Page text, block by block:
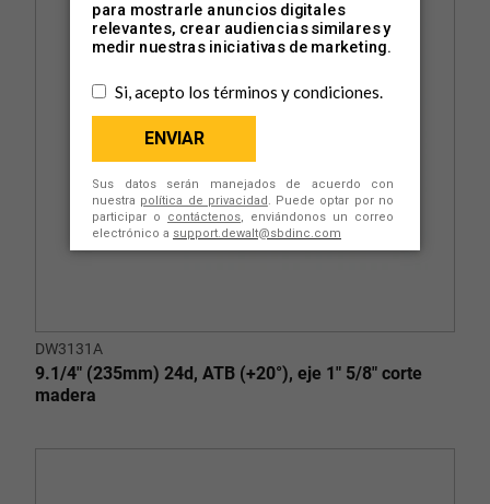
DW3131A
9.1/4" (235mm) 24d, ATB (+20°), eje 1" 5/8" corte
madera